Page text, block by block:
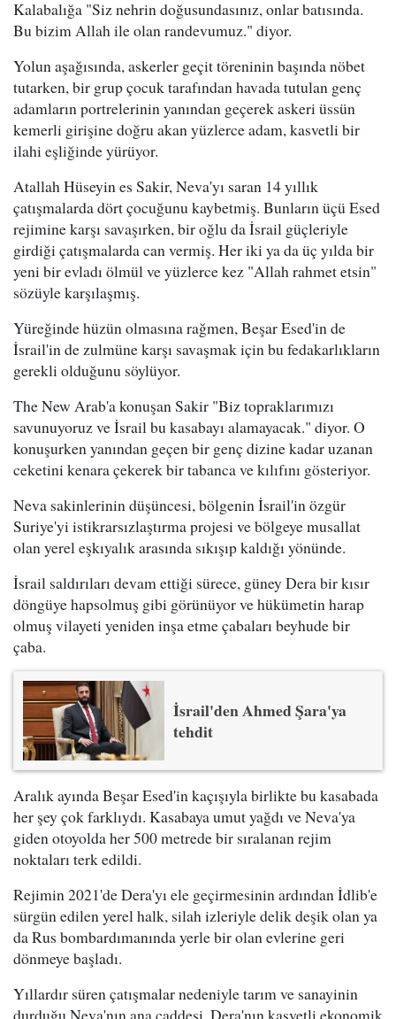
Kalabalığa "Siz nehrin doğusundasınız, onlar batısında.
Bu bizim Allah ile olan randevumuz." diyor.
Yolun aşağısında, askerler geçit töreninin başında nöbet
tutarken, bir grup çocuk tarafından havada tutulan genç
adamların portrelerinin yanından geçerek askeri üssün
kemerli girişine doğru akan yüzlerce adam, kasvetli bir
ilahi eşliğinde yürüyor.
Atallah Hüseyin es Sakir, Neva'yı saran 14 yıllık
çatışmalarda dört çocuğunu kaybetmiş. Bunların üçü Esed
rejimine karşı savaşırken, bir oğlu da İsrail güçleriyle
girdiği çatışmalarda can vermiş. Her iki ya da üç yılda bir
yeni bir evladı ölmül ve yüzlerce kez "Allah rahmet etsin"
sözüyle karşılaşmış.
Yüreğinde hüzün olmasına rağmen, Beşar Esed'in de
İsrail'in de zulmüne karşı savaşmak için bu fedakarlıkların
gerekli olduğunu söylüyor.
The New Arab'a konuşan Sakir "Biz topraklarımızı
savunuyoruz ve İsrail bu kasabayı alamayacak." diyor. O
konuşurken yanından geçen bir genç dizine kadar uzanan
ceketini kenara çekerek bir tabanca ve kılıfını gösteriyor.
Neva sakinlerinin düşüncesi, bölgenin İsrail'in özgür
Suriye'yi istikrarsızlaştırma projesi ve bölgeye musallat
olan yerel eşkıyalık arasında sıkışıp kaldığı yönünde.
İsrail saldırıları devam ettiği sürece, güney Dera bir kısır
döngüye hapsolmuş gibi görünüyor ve hükümetin harap
olmuş vilayeti yeniden inşa etme çabaları beyhude bir
çaba.
İsrail'den Ahmed Şara'ya
tehdit
Aralık ayında Beşar Esed'in kaçışıyla birlikte bu kasabada
her şey çok farklıydı. Kasabaya umut yağdı ve Neva'ya
giden otoyolda her 500 metrede bir sıralanan rejim
noktaları terk edildi.
Rejimin 2021'de Dera'yı ele geçirmesinin ardından İdlib'e
sürgün edilen yerel halk, silah izleriyle delik deşik olan ya
da Rus bombardımanında yerle bir olan evlerine geri
dönmeye başladı.
Yıllardır süren çatışmalar nedeniyle tarım ve sanayinin
durduğu Neva'nın ana caddesi, Dera'nın kasvetli ekonomik